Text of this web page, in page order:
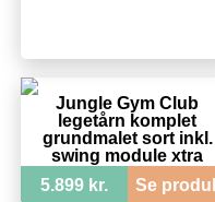
Jungle Gym Club
legetårn komplet
grundmalet sort inkl.
swing module xtra
205-284SB
5.899 kr. Se